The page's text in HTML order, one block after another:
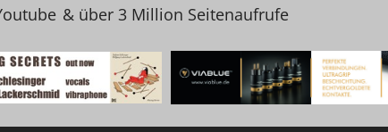
& über 3 Million Seitenaufrufe